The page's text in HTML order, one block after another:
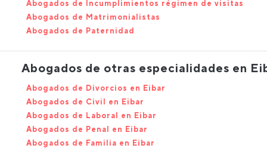
Abogados de Incumplimientos régimen de visitas
Abogados de Matrimonialistas
Abogados de Paternidad
Abogados de otras especialidades en
Abogados de Divorcios en Eibar
Abogados de Civil en Eibar
Abogados de Laboral en Eibar
Abogados de Penal en Eibar
Abogados de Familia en Eibar